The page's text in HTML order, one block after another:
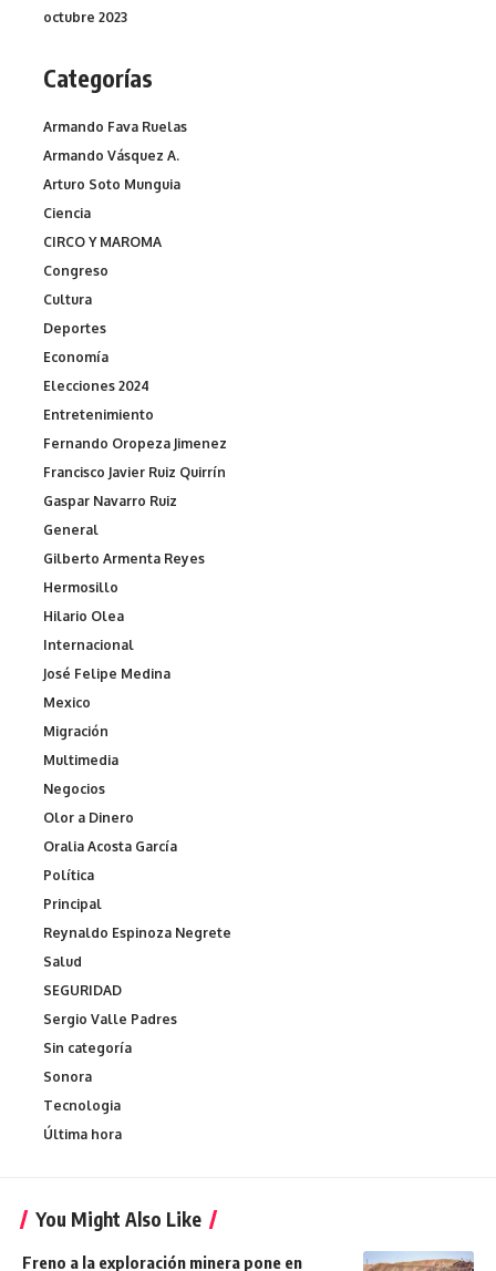
octubre 2023
Categorías
Armando Fava Ruelas
Armando Vásquez A.
Arturo Soto Munguia
Ciencia
CIRCO Y MAROMA
Congreso
Cultura
Deportes
Economía
Elecciones 2024
Entretenimiento
Fernando Oropeza Jimenez
Francisco Javier Ruiz Quirrín
Gaspar Navarro Ruiz
General
Gilberto Armenta Reyes
Hermosillo
Hilario Olea
Internacional
José Felipe Medina
Mexico
Migración
Multimedia
Negocios
Olor a Dinero
Oralia Acosta García
Política
Principal
Reynaldo Espinoza Negrete
Salud
SEGURIDAD
Sergio Valle Padres
Sin categoría
Sonora
Tecnologia
Última hora
You Might Also Like
Freno a la exploración minera pone en